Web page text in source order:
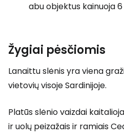
abu objektus kainuoja
Žygiai pėsčiomis
Lanaittu slėnis yra viena
vietovių visoje Sardinijoje.
Platūs slėnio vaizdai
ir uolų peizažais ir ramiais